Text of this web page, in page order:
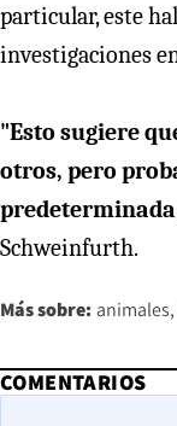
particular, este
investigaciones
"Esto sugiere
otros, pero
Schweinfurth.
Más sobre: animales
COMENTARIOS